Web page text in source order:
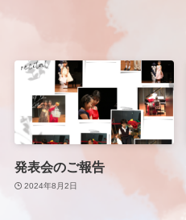
発表会のご報告
2024年8月2日